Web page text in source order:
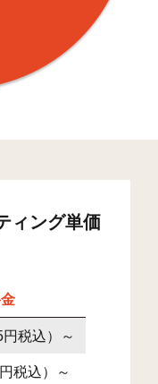
ィング単価
税込）～
税込）～